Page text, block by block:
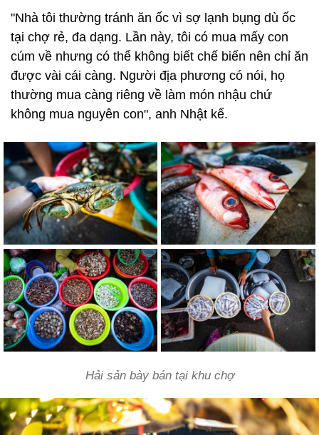
"Nhà tôi thường tránh ăn ốc vì sợ lạnh bụng dù ốc
tại chợ rẻ, đa dạng. Lần này, tôi có mua mấy con
cúm về nhưng có thể không biết chế biến nên chỉ ăn
được vài cái càng. Người địa phương có nói, họ
thường mua càng riêng về làm món nhậu chứ
không mua nguyên con", anh Nhật kể.
Hải sản bày bán tại khu chợ